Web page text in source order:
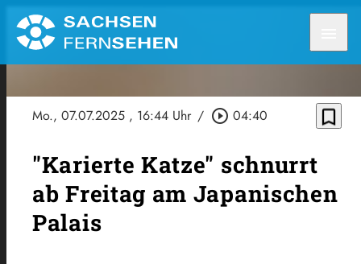
Mo., 07.07.2025 , 16:44 Uhr / play_circle_outline 04:40 bookmark_border
"Karierte Katze" schnurrt
ab Freitag am Japanischen
Palais